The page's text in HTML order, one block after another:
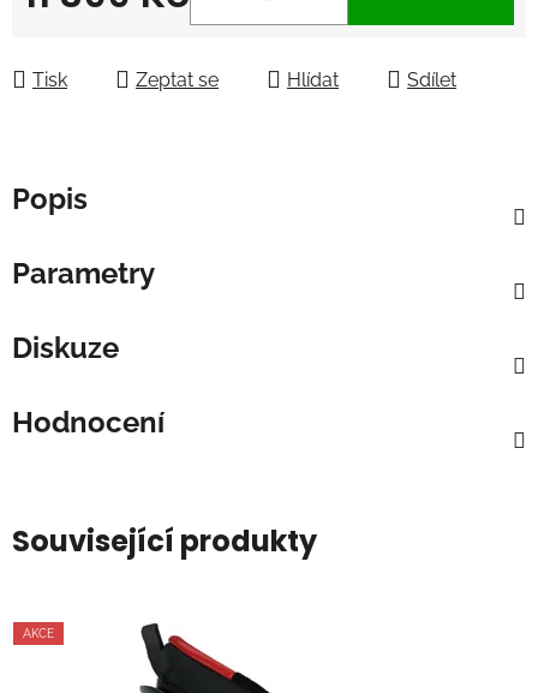
Tisk Zeptat se Hlídat Sdílet
Popis
Parametry
Diskuze
Hodnocení
Související produkty
AKCE